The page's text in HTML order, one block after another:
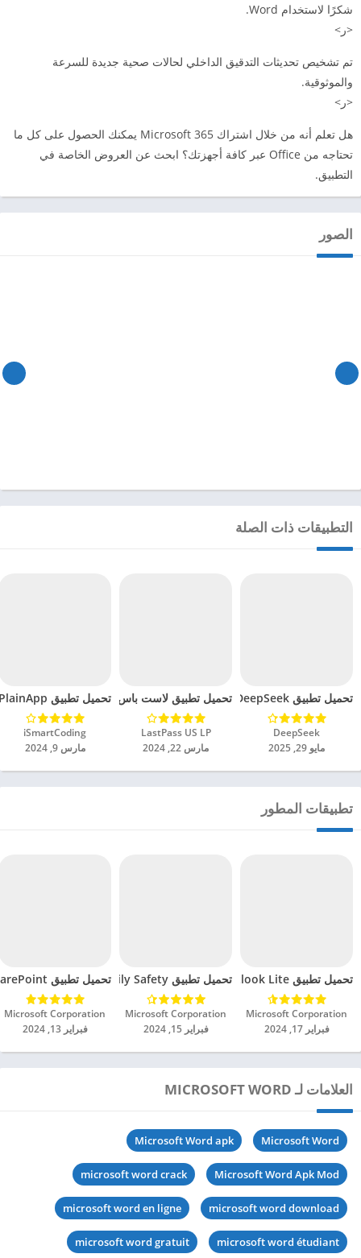
شكرًا لاستخدام Word.
<ر>
تم تشخيص تحديثات التدقيق الداخلي لحالات صحية جديدة للسرعة
والموثوقية.
<ر>
هل تعلم أنه من خلال اشتراك Microsoft 365 يمكنك الحصول على كل ما
تحتاجه من Office عبر كافة أجهزتك؟ ابحث عن العروض الخاصة في
التطبيق.
الصور
التطبيقات ذات الصلة
تحميل تطبيق DeepSeek مهكر للاندرويد 2025
DeepSeek‏
مايو 29, 2025
تحميل تطبيق لاست باس LastPass Password Manager مهكر للاندرويد 2024
LastPass US LP‏
مارس 22, 2024
تحميل تطبيق PlainApp مهكر للاندرويد 2024
iSmartCoding‏
مارس 9, 2024
تطبيقات المطور
تحميل تطبيق Microsoft Outlook Lite مهكر للاندرويد 2024
Microsoft Corporation‏
فبراير 17, 2024
تحميل تطبيق Microsoft Family Safety مهكر للاندرويد 2024
Microsoft Corporation‏
فبراير 15, 2024
تحميل تطبيق Microsoft SharePoint مهكر للاندرويد 2024
Microsoft Corporation‏
فبراير 13, 2024
العلامات لـ MICROSOFT WORD
Microsoft Word
Microsoft Word apk
Microsoft Word Apk Mod
microsoft word crack
microsoft word download
microsoft word en ligne
microsoft word étudiant
microsoft word gratuit